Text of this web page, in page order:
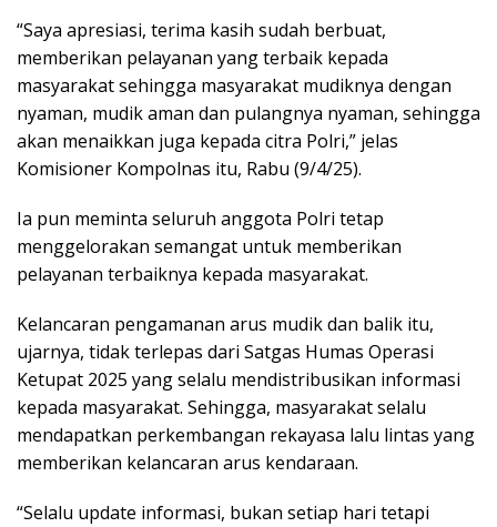
“Saya apresiasi, terima kasih sudah berbuat,
memberikan pelayanan yang terbaik kepada
masyarakat sehingga masyarakat mudiknya dengan
nyaman, mudik aman dan pulangnya nyaman, sehingga
akan menaikkan juga kepada citra Polri,” jelas
Komisioner Kompolnas itu, Rabu (9/4/25).
Ia pun meminta seluruh anggota Polri tetap
menggelorakan semangat untuk memberikan
pelayanan terbaiknya kepada masyarakat.
Kelancaran pengamanan arus mudik dan balik itu,
ujarnya, tidak terlepas dari Satgas Humas Operasi
Ketupat 2025 yang selalu mendistribusikan informasi
kepada masyarakat. Sehingga, masyarakat selalu
mendapatkan perkembangan rekayasa lalu lintas yang
memberikan kelancaran arus kendaraan.
“Selalu update informasi, bukan setiap hari tetapi